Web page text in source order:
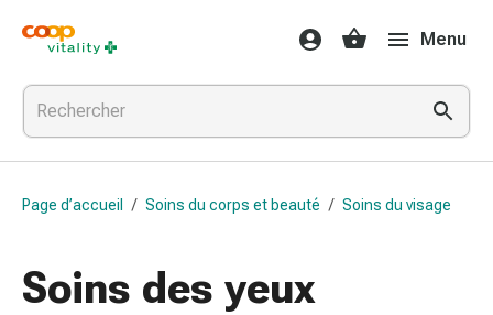
Médicaments
et
santé
Grippe
et
Refroidissement
pour
gorge
Médicaments
Menu
Page d’accueil / Soins du corps et beauté / Soins du visage
Soins des yeux